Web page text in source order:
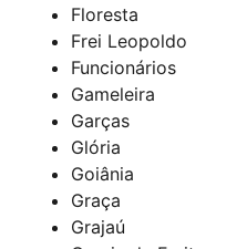
Floresta
Frei Leopoldo
Funcionários
Gameleira
Garças
Glória
Goiânia
Graça
Grajaú